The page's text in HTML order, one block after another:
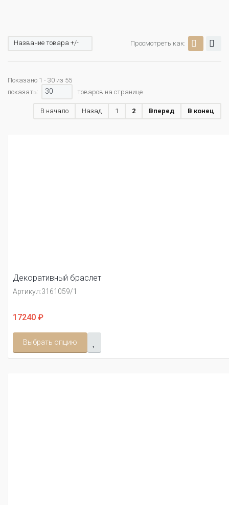
Просмотреть как:
Название товара +/-
Показано 1 - 30 из 55
показать:
30 товаров на странице
В начало Назад 1 2 Вперед В конец
Декоративный браслет
Артикул:3161059/1
17240 ₽
Выбрать опцию